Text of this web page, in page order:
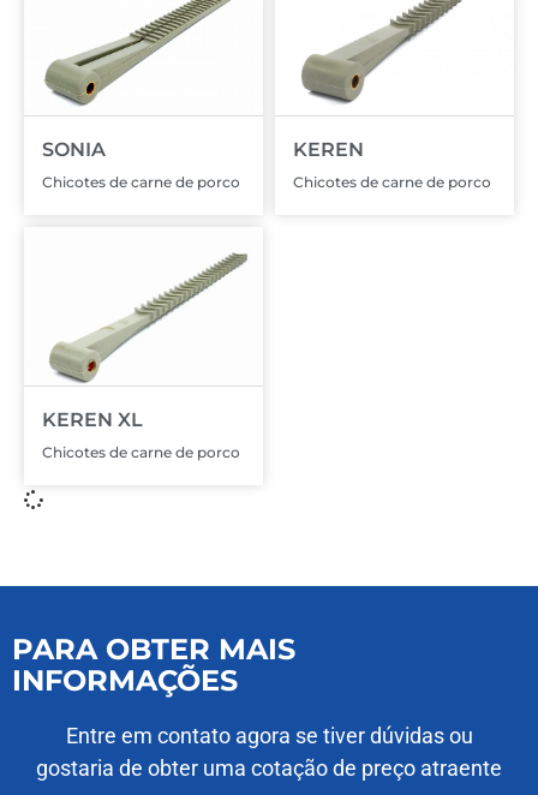
SONIA
Chicotes de carne de porco
KEREN
Chicotes de carne de porco
KEREN XL
Chicotes de carne de porco
PARA OBTER MAIS
INFORMAÇÕES
Entre em contato agora se tiver dúvidas ou
gostaria de obter uma cotação de preço atraente